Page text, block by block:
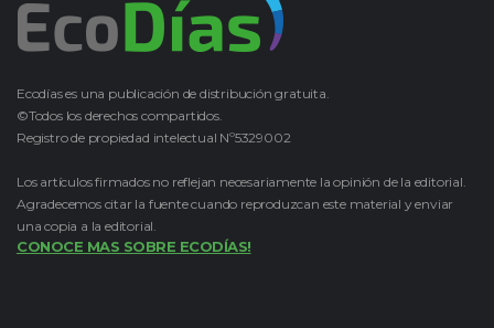
Ecodías es una publicación de distribución gratuita.
©Todos los derechos compartidos.
Registro de propiedad intelectual Nº5329002
Los artículos firmados no reflejan necesariamente la opinión de la editorial.
Agradecemos citar la fuente cuando reproduzcan este material y enviar
una copia a la editorial.
CONOCE MAS SOBRE ECODÍAS!